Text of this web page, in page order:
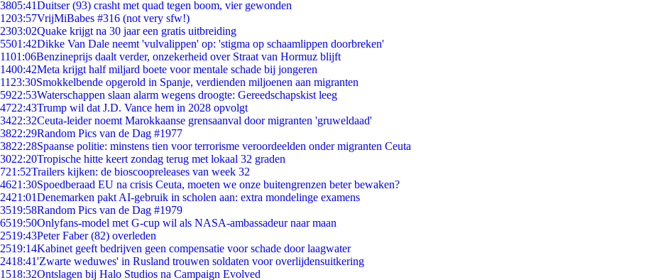
3805:41Duitser (93) crasht met quad tegen boom, vier gewonden
1203:57VrijMiBabes #316 (not very sfw!)
2303:02Quake krijgt na 30 jaar een gratis uitbreiding
5501:42Dikke Van Dale neemt 'vulvalippen' op: 'stigma op schaamlippen doorbreken'
1101:06Benzineprijs daalt verder, onzekerheid over Straat van Hormuz blijft
1400:42Meta krijgt half miljard boete voor mentale schade bij jongeren
11 23:30Smokkelbende opgerold in Spanje, verdienden miljoenen aan migranten
5922:53Waterschappen slaan alarm wegens droogte: Gereedschapskist leeg
4722:43Trump wil dat J.D. Vance hem in 2028 opvolgt
3422:32Ceuta-leider noemt Marokkaanse grensaanval door migranten 'gruweldaad'
3822:29Random Pics van de Dag #1977
3822:28Spaanse politie: minstens tien voor terrorisme veroordeelden onder migranten Ceuta
3022:20Tropische hitte keert zondag terug met lokaal 32 graden
721:52Trailers kijken: de bioscoopreleases van week 32
4621:30Spoedberaad EU na crisis Ceuta, moeten we onze buitengrenzen beter bewaken?
2421:01Denemarken pakt AI-gebruik in scholen aan: extra mondelinge examens
3519:58Random Pics van de Dag #1979
6519:50Onlyfans-model met G-cup wil als NASA-ambassadeur naar maan
2519:43Peter Faber (82) overleden
2519:14Kabinet geeft bedrijven geen compensatie voor schade door laagwater
2418:41'Zwarte weduwes' in Rusland trouwen soldaten voor overlijdensuitkering
1518:32Ontslagen bij Halo Studios na Campaign Evolved